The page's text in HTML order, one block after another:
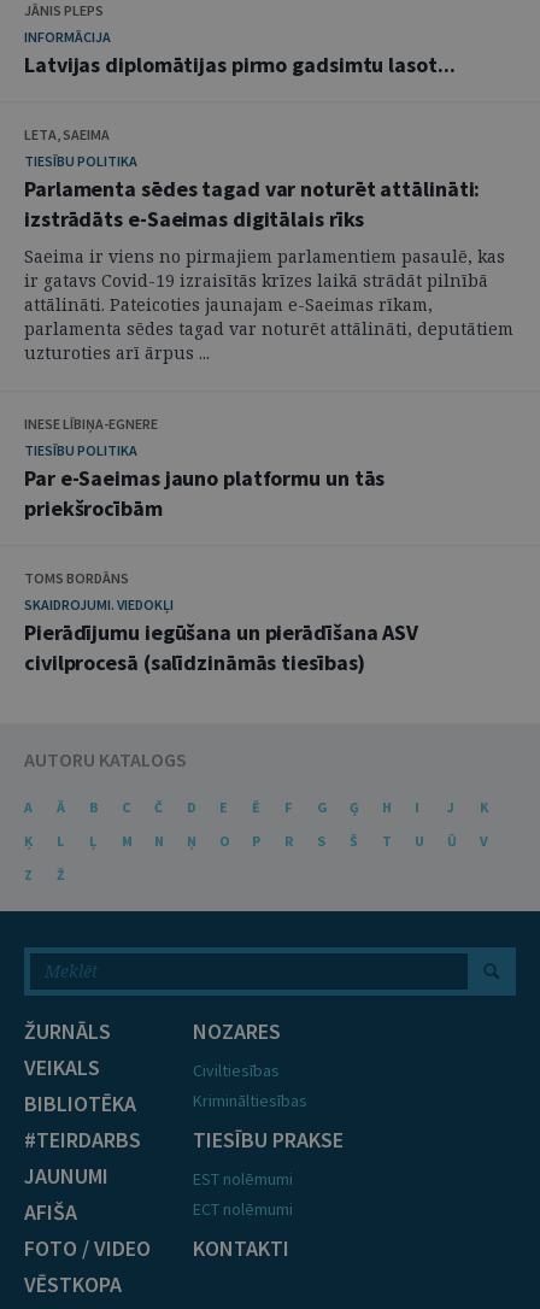
JĀNIS PLEPS
INFORMĀCIJA
Latvijas diplomātijas pirmo gadsimtu lasot...
LETA, SAEIMA
TIESĪBU POLITIKA
Parlamenta sēdes tagad var noturēt attālināti:
izstrādāts e-Saeimas digitālais rīks
Saeima ir viens no pirmajiem parlamentiem pasaulē, kas
ir gatavs Covid-19 izraisītās krīzes laikā strādāt pilnībā
attālināti. Pateicoties jaunajam e-Saeimas rīkam,
parlamenta sēdes tagad var noturēt attālināti, deputātiem
uzturoties arī ārpus ...
INESE LĪBIŅA-EGNERE
TIESĪBU POLITIKA
Par e-Saeimas jauno platformu un tās
priekšrocībām
TOMS BORDĀNS
SKAIDROJUMI. VIEDOKĻI
Pierādījumu iegūšana un pierādīšana ASV
civilprocesā (salīdzināmās tiesības)
AUTORU KATALOGS
A Ā B C Č D E Ē F G Ģ H I J
K
Ķ
L Ļ M N Ņ O P R S Š T U Ū
V
Z
Ž
ŽURNĀLS
VEIKALS
BIBLIOTĒKA
#TEIRDARBS
JAUNUMI
AFIŠA
FOTO / VIDEO
VĒSTKOPA
NOZARES
Civiltiesības
Krimināltiesības
TIESĪBU PRAKSE
EST nolēmumi
ECT nolēmumi
KONTAKTI